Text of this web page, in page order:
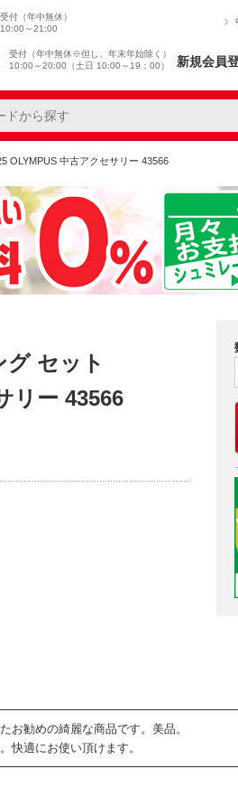
受付（年中無休）
10:00～21:00
受付（年中無休※但し、年末年始除く）
10:00～20:00（土日 10:00～19：00）
新規会員
OLYMPUS 中古アクセサリー 43566
グ セット
リー 43566
お勧めの綺麗な商品です。美品。
快適にお使い頂けます。